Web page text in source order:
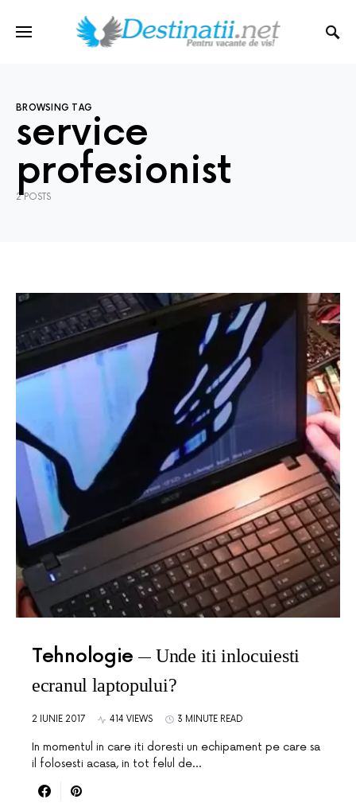
BROWSING TAG
service
profesionist
2 POSTS
Tehnologie
Unde iti inlocuiesti
ecranul laptopului?
2 IUNIE 2017 414 VIEWS 3 MINUTE READ
In momentul in care iti doresti un echipament pe care sa
il folosesti acasa, in tot felul de…